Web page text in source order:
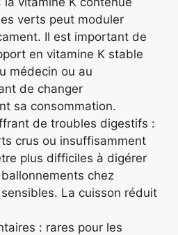
verts peut moduler
Il est important de
en vitamine K stable
médecin ou au
de changer
sa consommation.
de troubles digestifs :
crus ou insuffisamment
plus difficiles à digérer
chez
La cuisson réduit
: rares pour les